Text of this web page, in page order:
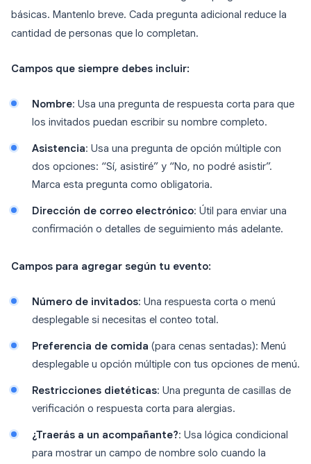
básicas. Mantenlo breve. Cada pregunta adicional reduce la
cantidad de personas que lo completan.
Campos que siempre debes incluir:
Nombre: Usa una pregunta de respuesta corta para que
los invitados puedan escribir su nombre completo.
Asistencia: Usa una pregunta de opción múltiple con
dos opciones: “Sí, asistiré” y “No, no podré asistir”.
Marca esta pregunta como obligatoria.
Dirección de correo electrónico: Útil para enviar una
confirmación o detalles de seguimiento más adelante.
Campos para agregar según tu evento:
Número de invitados: Una respuesta corta o menú
desplegable si necesitas el conteo total.
Preferencia de comida (para cenas sentadas): Menú
desplegable u opción múltiple con tus opciones de menú.
Restricciones dietéticas: Una pregunta de casillas de
verificación o respuesta corta para alergias.
¿Traerás a un acompañante?: Usa lógica condicional
para mostrar un campo de nombre solo cuando la